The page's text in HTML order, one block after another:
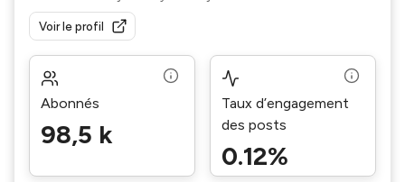
Voir le profil
Abonnés
98,5 k
Taux d’engagement
des posts
0.12%